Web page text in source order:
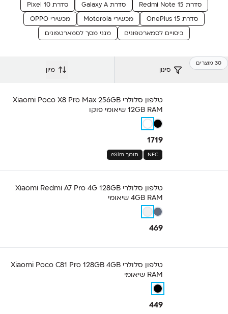
סדרת Redmi Note 15
סדרת Galaxy A
סדרת Pixel 10
סדרת OnePlus 15
מכשירי Motorola
מכשירי OPPO
כיסויים לסמארטפונים
מגני מסך לסמארטפונים
סינון מיון
30 מוצרים
טלפון סלולרי Xiaomi Poco X8 Pro Max 256GB
12GB RAM שיאומי פוקו
1719
NFC תומך eSim
טלפון סלולרי Xiaomi Redmi A7 Pro 4G 128GB
4GB RAM שיאומי
469
טלפון סלולרי Xiaomi Poco C81 Pro 128GB 4GB
RAM שיאומי
449